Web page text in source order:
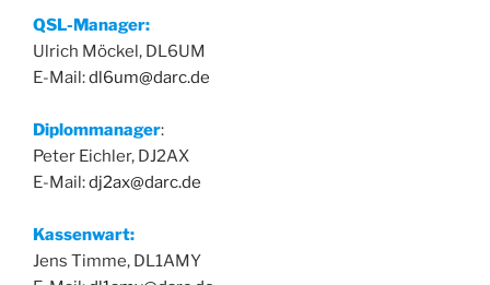
QSL-Manager:
Ulrich Möckel, DL6UM
E-Mail:dl6um@darc.de
Diplommanager:
Peter Eichler, DJ2AX
E-Mail:dj2ax@darc.de
Kassenwart:
Jens Timme, DL1AMY